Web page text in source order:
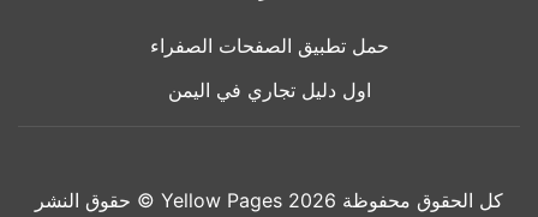
حمل تطبيق الصفحات الصفراء
اول دليل تجاري في اليمن
حقوق النشر © Yellow Pages 2026 كل الحقوق محفوظة